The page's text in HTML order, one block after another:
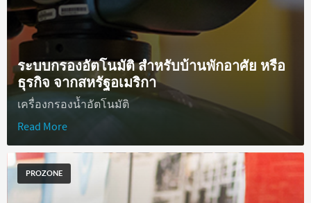
ระบบกรองอัตโนมัติ สำหรับบ้านพักอาศัย หรือ
ธุรกิจ จากสหรัฐอเมริกา
เครื่องกรองน้ำอัตโนมัติ
Read More
PROZONE